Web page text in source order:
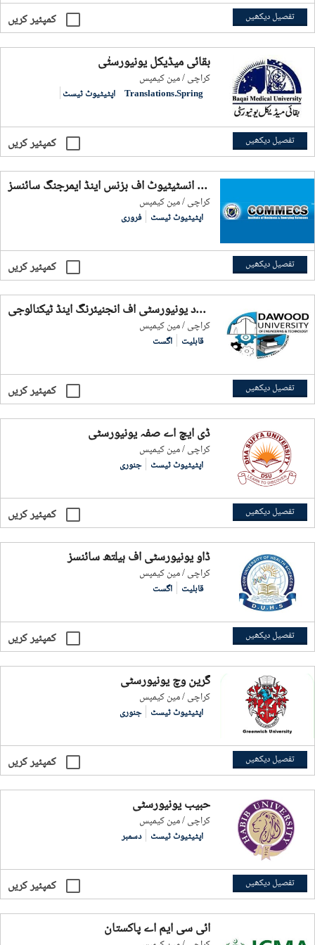
کمپئیر کریں تفصیل دیکھیں
بقائی میڈیکل یونیورسٹٰی
کراچی / مین کیمپس
اپٹیٹیوٹ ٹیسٹ Translations.Spring
کمپئیر کریں تفصیل دیکھیں
کامکس انسٹیٹیوٹ آف بزنس اینڈ ایمرجنگ سائنسز
کراچی / مین کیمپس
اپٹیٹیوٹ ٹیسٹ فروری
کمپئیر کریں تفصیل دیکھیں
دائود یونیورسٹی آف انجنیئرنگ اینڈ ٹیکنالوجی
کراچی / مین کیمپس
قابلیت اگست
کمپئیر کریں تفصیل دیکھیں
ڈی ایچ اے صفہ یونیورسٹی
کراچی / مین کیمپس
اپٹیٹیوٹ ٹیسٹ جنوری
کمپئیر کریں تفصیل دیکھیں
ڈاو یونیورسٹی آف ہیلتھ سائنسز
کراچی / مین کیمپس
قابلیت اگست
کمپئیر کریں تفصیل دیکھیں
گرین وچ یونیورسٹی
کراچی / مین کیمپس
اپٹیٹیوٹ ٹیسٹ جنوری
کمپئیر کریں تفصیل دیکھیں
حبیب یونیورسٹی
کراچی / مین کیمپس
اپٹیٹیوٹ ٹیسٹ دسمبر
کمپئیر کریں تفصیل دیکھیں
آئی سی ایم اے پاکستان